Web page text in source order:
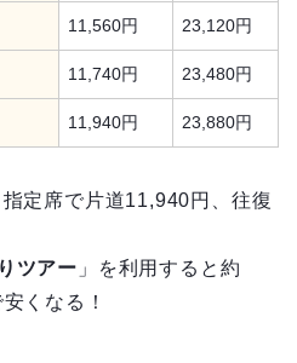
11,560円 23,120円
11,740円 23,480円
11,940円 23,880円
定席で片道11,940円、往復
ツアー 」を利用すると約
安くなる！